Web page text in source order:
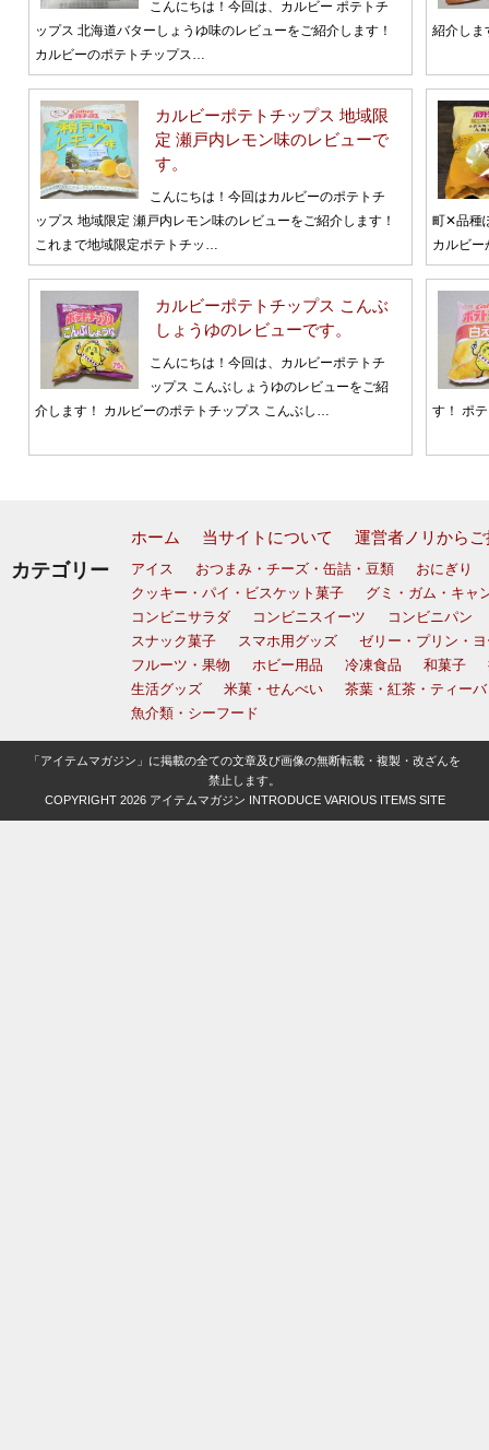
こんにちは！今回は、カルビー ポテトチ
ップス 北海道バターしょうゆ味のレビューをご紹介します！
カルビーのポテトチップス…
紹介しま
カルビーポテトチップス 地域限
定 瀬戸内レモン味のレビューで
す。
こんにちは！今回はカルビーのポテトチ
ップス 地域限定 瀬戸内レモン味のレビューをご紹介します！
これまで地域限定ポテトチッ…
町✕品種
カルビ
カルビーポテトチップス こんぶ
しょうゆのレビューです。
こんにちは！今回は、カルビーポテトチ
ップス こんぶしょうゆのレビューをご紹
介します！ カルビーのポテトチップス こんぶし…
す！ ポ
ホーム 当サイトについて 運営者ノリから
カテゴリー アイス おつまみ・チーズ・缶詰・豆類
おにぎり
クッキー・パイ・ビスケット菓子
グミ・ガム・キャ
コンビニサラダ
コンビニスイーツ
コンビニパン
スナック菓子
スマホ用グッズ
ゼリー・プリン・
フルーツ・果物
ホビー用品 冷凍食品 和菓子
生活グッズ
米菓・せんべい
茶葉・紅茶・ティー
魚介類・シーフード
「アイテムマガジン」に掲載の全ての文章及び画像の無断転載・複製・改ざんを
禁止します。
COPYRIGHT 2026 アイテムマガジン INTRODUCE VARIOUS ITEMS SITE